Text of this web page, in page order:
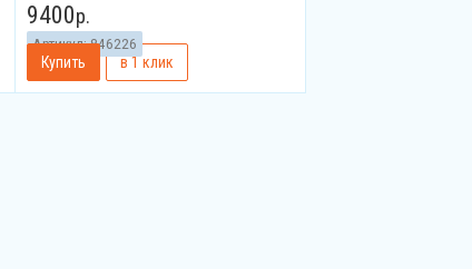
Артикул:846226
9400р.